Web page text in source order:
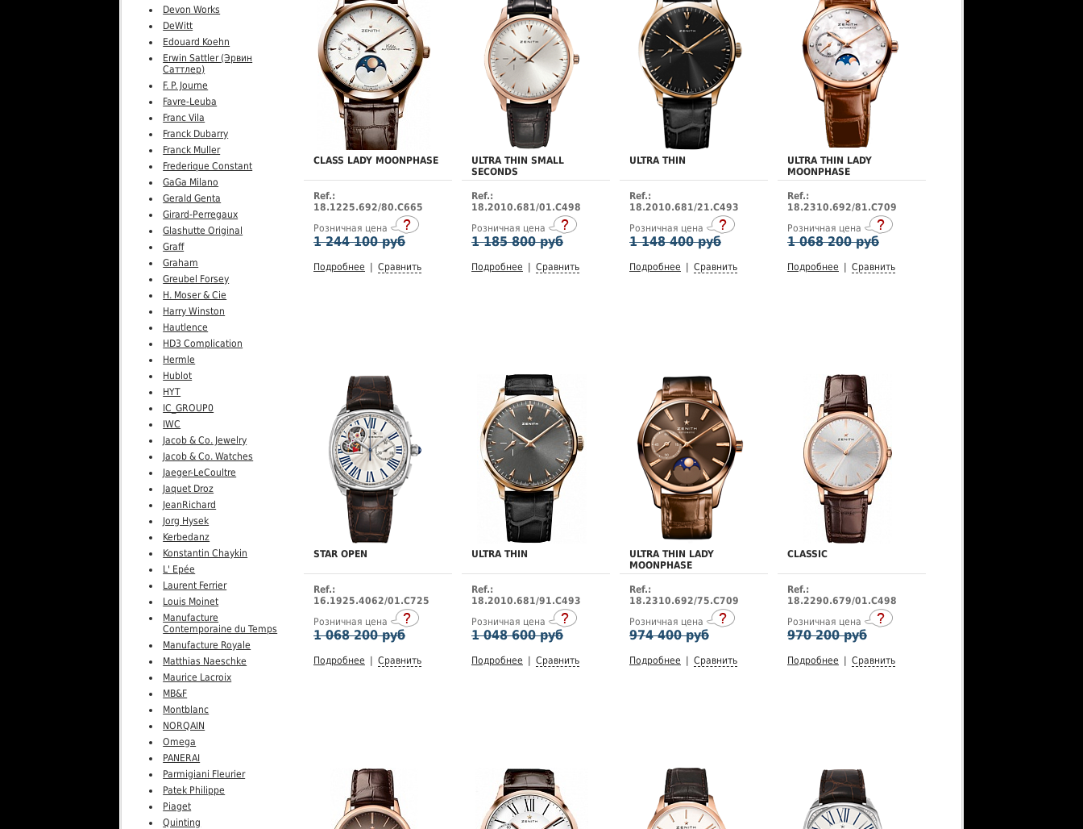
Devon Works
DeWitt
Edouard Koehn
Erwin Sattler (Эрвин
Саттлер)
F. P. Journe
Favre-Leuba
Franc Vila
Franck Dubarry
Franck Muller
Frederique Constant
GaGa Milano
Gerald Genta
Girard-Perregaux
Glashutte Original
Graff
Graham
Greubel Forsey
H. Moser & Cie
Harry Winston
Hautlence
HD3 Complication
Hermle
Hublot
HYT
IC_GROUP0
IWC
Jacob & Co. Jewelry
Jacob & Co. Watches
Jaeger-LeCoultre
Jaquet Droz
JeanRichard
Jorg Hysek
Kerbedanz
Konstantin Chaykin
L' Epée
Laurent Ferrier
Louis Moinet
Manufacture
Contemporaine du Temps
Manufacture Royale
Matthias Naeschke
Maurice Lacroix
MB&F
Montblanc
NORQAIN
Omega
PANERAI
Parmigiani Fleurier
Patek Philippe
Piaget
Quinting
CLASS LADY MOONPHASE
Ref.:
18.1225.692/80.C665
Розничная цена
1 244 100 руб
Подробнее Сравнить
ULTRA THIN SMALL
SECONDS
Ref.:
18.2010.681/01.C498
Розничная цена
1 185 800 руб
Подробнее Сравнить
ULTRA THIN
Ref.:
18.2010.681/21.C493
Розничная цена
1 148 400 руб
Подробнее Сравнить
ULTRA THIN LADY
MOONPHASE
Ref.:
18.2310.692/81.C709
Розничная цена
1 068 200 руб
Подробнее Сравнить
STAR OPEN
Ref.:
16.1925.4062/01.C725
Розничная цена
1 068 200 руб
Подробнее Сравнить
ULTRA THIN
Ref.:
18.2010.681/91.C493
Розничная цена
1 048 600 руб
Подробнее Сравнить
ULTRA THIN LADY
MOONPHASE
Ref.:
18.2310.692/75.C709
Розничная цена
974 400 руб
Подробнее Сравнить
CLASSIC
Ref.:
18.2290.679/01.C498
Розничная цена
970 200 руб
Подробнее Сравнить